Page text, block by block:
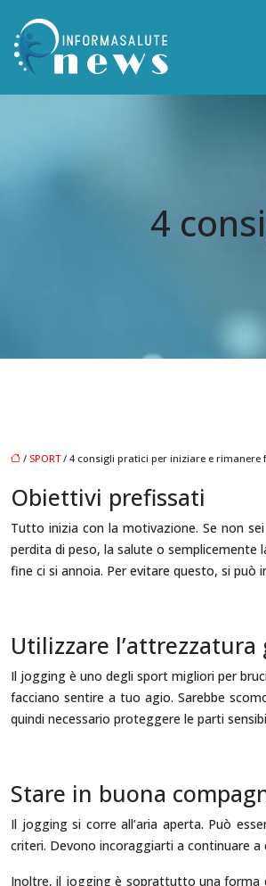
4
/ SPORT/ 4 consigli pratici per iniziare e rimanere
Obiettivi prefissati
Tutto inizia con la motivazione. Se non
perdita di peso, la salute o
fine ci si annoia. Per evitare questo, si può
Utilizzare l’attrezzatura
Il jogging è uno degli sport migliori per
facciano sentire a tuo agio. Sarebbe
quindi necessario proteggere le parti
Stare in buona
Il jogging si corre all’aria aperta. Può
criteri. Devono incoraggiarti a continuare
Inoltre, il jogging è soprattutto una forma